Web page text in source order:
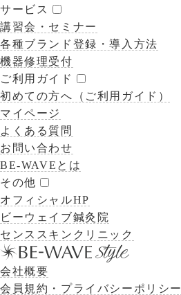
サービス
講習会・セミナー
各種ブランド登録・導入方法
機器修理受付
ご利用ガイド
初めての方へ（ご利用ガイド）
マイページ
よくある質問
お問い合わせ
BE-WAVEとは
その他
オフィシャルHP
ビーウェイブ鍼灸院
センススキンクリニック
会社概要
会員規約・プライバシーポリシー